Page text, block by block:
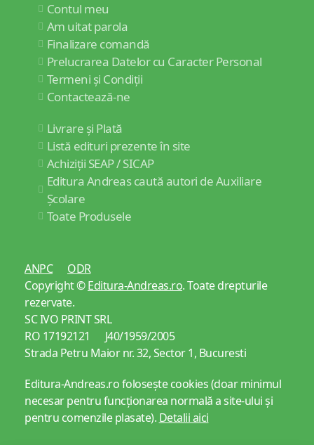
Contul meu
Am uitat parola
Finalizare comandă
Prelucrarea Datelor cu Caracter Personal
Termeni și Condiții
Contactează-ne
Livrare și Plată
Listă edituri prezente în site
Achiziții SEAP / SICAP
Editura Andreas caută autori de Auxiliare
Școlare
Toate Produsele
ANPC
ODR
Copyright ©Editura-Andreas.ro. Toate drepturile
rezervate.
SC IVO PRINT SRL
RO 17192121 J40/1959/2005
Strada Petru Maior nr. 32, Sector 1, Bucuresti
Editura-Andreas.ro folosește cookies (doar minimul
necesar pentru funcționarea normală a site-ului și
pentru comenzile plasate). Detalii aici